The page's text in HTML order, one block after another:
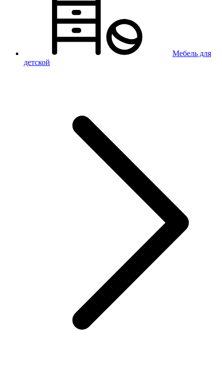
Мебель для
детской